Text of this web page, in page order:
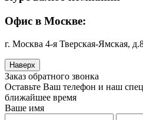
Офис в Москве:
г. Москва 4-я Тверская-Ямская,
Наверх
Заказ обратного звонка
Оставьте Ваш телефон и наш
ближайшее время
Ваше имя